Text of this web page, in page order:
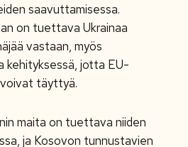
saavuttamisessa.
on tuettava Ukrainaa
vastaan, myös
kehityksessä, jotta EU-
täyttyä.
maita on tuettava niiden
ja Kosovon tunnustavien